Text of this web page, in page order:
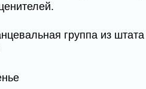
группа из